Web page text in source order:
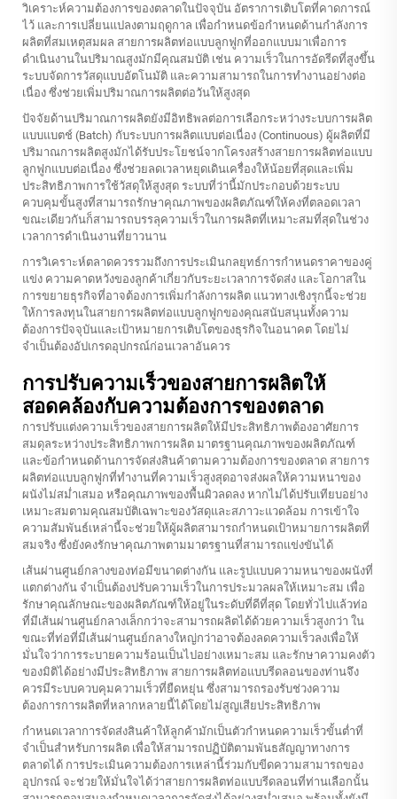
วิเคราะห์ความต้องการของตลาดในปัจจุบัน อัตราการเติบโตที่คาดการณ์
ไว้ และการเปลี่ยนแปลงตามฤดูกาล เพื่อกำหนดข้อกำหนดด้านกำลังการ
ผลิตที่สมเหตุสมผล สายการผลิตท่อแบบลูกฟูกที่ออกแบบมาเพื่อการ
ดำเนินงานในปริมาณสูงมักมีคุณสมบัติ เช่น ความเร็วในการอัดรีดที่สูงขึ้น
ระบบจัดการวัสดุแบบอัตโนมัติ และความสามารถในการทำงานอย่างต่อ
เนื่อง ซึ่งช่วยเพิ่มปริมาณการผลิตต่อวันให้สูงสุด
ปัจจัยด้านปริมาณการผลิตยังมีอิทธิพลต่อการเลือกระหว่างระบบการผลิต
แบบแบตช์ (Batch) กับระบบการผลิตแบบต่อเนื่อง (Continuous) ผู้ผลิตที่มี
ปริมาณการผลิตสูงมักได้รับประโยชน์จากโครงสร้างสายการผลิตท่อแบบ
ลูกฟูกแบบต่อเนื่อง ซึ่งช่วยลดเวลาหยุดเดินเครื่องให้น้อยที่สุดและเพิ่ม
ประสิทธิภาพการใช้วัสดุให้สูงสุด ระบบที่ว่านี้มักประกอบด้วยระบบ
ควบคุมขั้นสูงที่สามารถรักษาคุณภาพของผลิตภัณฑ์ให้คงที่ตลอดเวลา
ขณะเดียวกันก็สามารถบรรลุความเร็วในการผลิตที่เหมาะสมที่สุดในช่วง
เวลาการดำเนินงานที่ยาวนาน
การวิเคราะห์ตลาดควรรวมถึงการประเมินกลยุทธ์การกำหนดราคาของคู่
แข่ง ความคาดหวังของลูกค้าเกี่ยวกับระยะเวลาการจัดส่ง และโอกาสใน
การขยายธุรกิจที่อาจต้องการเพิ่มกำลังการผลิต แนวทางเชิงรุกนี้จะช่วย
ให้การลงทุนในสายการผลิตท่อแบบลูกฟูกของคุณสนับสนุนทั้งความ
ต้องการปัจจุบันและเป้าหมายการเติบโตของธุรกิจในอนาคต โดยไม่
จำเป็นต้องอัปเกรดอุปกรณ์ก่อนเวลาอันควร
การปรับความเร็วของสายการผลิตให้
สอดคล้องกับความต้องการของตลาด
การปรับแต่งความเร็วของสายการผลิตให้มีประสิทธิภาพต้องอาศัยการ
สมดุลระหว่างประสิทธิภาพการผลิต มาตรฐานคุณภาพของผลิตภัณฑ์
และข้อกำหนดด้านการจัดส่งสินค้าตามความต้องการของตลาด สายการ
ผลิตท่อแบบลูกฟูกที่ทำงานที่ความเร็วสูงสุดอาจส่งผลให้ความหนาของ
ผนังไม่สม่ำเสมอ หรือคุณภาพของพื้นผิวลดลง หากไม่ได้ปรับเทียบอย่าง
เหมาะสมตามคุณสมบัติเฉพาะของวัสดุและสภาวะแวดล้อม การเข้าใจ
ความสัมพันธ์เหล่านี้จะช่วยให้ผู้ผลิตสามารถกำหนดเป้าหมายการผลิตที่
สมจริง ซึ่งยังคงรักษาคุณภาพตามมาตรฐานที่สามารถแข่งขันได้
เส้นผ่านศูนย์กลางของท่อมีขนาดต่างกัน และรูปแบบความหนาของผนังที่
แตกต่างกัน จำเป็นต้องปรับความเร็วในการประมวลผลให้เหมาะสม เพื่อ
รักษาคุณลักษณะของผลิตภัณฑ์ให้อยู่ในระดับที่ดีที่สุด โดยทั่วไปแล้วท่อ
ที่มีเส้นผ่านศูนย์กลางเล็กกว่าจะสามารถผลิตได้ด้วยความเร็วสูงกว่า ใน
ขณะที่ท่อที่มีเส้นผ่านศูนย์กลางใหญ่กว่าอาจต้องลดความเร็วลงเพื่อให้
มั่นใจว่าการระบายความร้อนเป็นไปอย่างเหมาะสม และรักษาความคงตัว
ของมิติได้อย่างมีประสิทธิภาพ สายการผลิตท่อแบบรีดลอนของท่านจึง
ควรมีระบบควบคุมความเร็วที่ยืดหยุ่น ซึ่งสามารถรองรับช่วงความ
ต้องการการผลิตที่หลากหลายนี้ได้โดยไม่สูญเสียประสิทธิภาพ
กำหนดเวลาการจัดส่งสินค้าให้ลูกค้ามักเป็นตัวกำหนดความเร็วขั้นต่ำที่
จำเป็นสำหรับการผลิต เพื่อให้สามารถปฏิบัติตามพันธสัญญาทางการ
ตลาดได้ การประเมินความต้องการเหล่านี้ร่วมกับขีดความสามารถของ
อุปกรณ์ จะช่วยให้มั่นใจได้ว่าสายการผลิตท่อแบบรีดลอนที่ท่านเลือกนั้น